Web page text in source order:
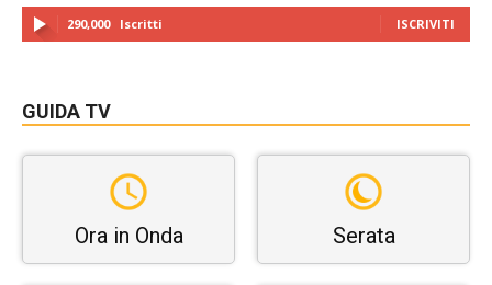
290,000 Iscritti ISCRIVITI
GUIDA TV
Ora in Onda Serata